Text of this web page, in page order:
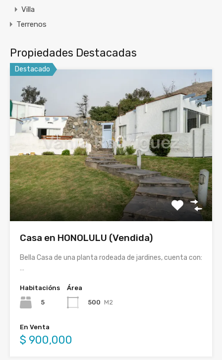
Villa
Terrenos
Propiedades Destacadas
Destacado
Casa en HONOLULU (Vendida)
Bella Casa de una planta rodeada de jardines, cuenta con:
…
Habitacións
5
Área
500 M2
En Venta
$ 900,000